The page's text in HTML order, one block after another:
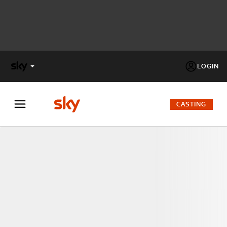
LOGIN
FACTOR
CASTING